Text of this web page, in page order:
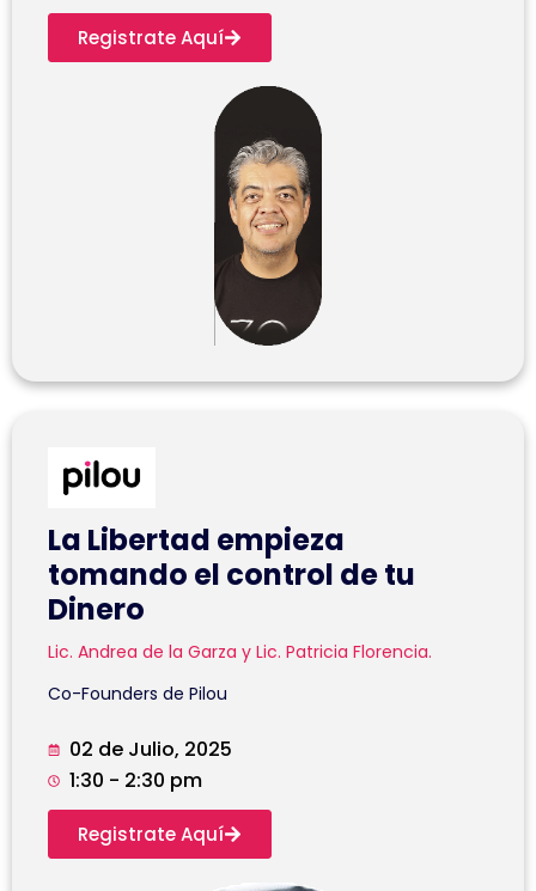
Registrate Aquí
La Libertad empieza
tomando el control de tu
Dinero
Lic. Andrea de la Garza y Lic. Patricia Florencia.
Co-Founders de Pilou
02 de Julio, 2025
1:30 - 2:30 pm
Registrate Aquí